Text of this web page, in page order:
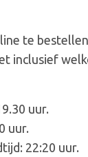
te
inclusief
uur.
uur.
22:20 uur.